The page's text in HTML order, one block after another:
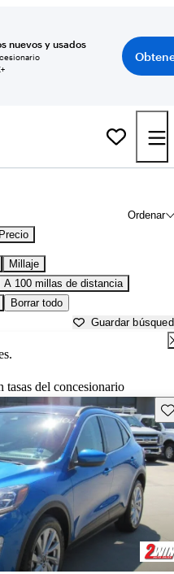
nuevos y usados
Ordenar
Precio
Millaje
A 100 millas de distancia
Borrar todo
Guardar
del concesionario